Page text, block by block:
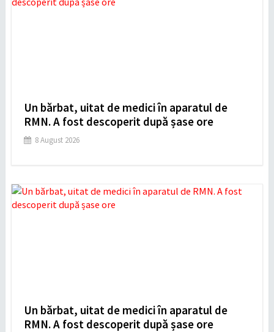
Un bărbat, uitat de medici în aparatul de
RMN. A fost descoperit după șase ore
8 August 2026
Un bărbat, uitat de medici în aparatul de
RMN. A fost descoperit după șase ore